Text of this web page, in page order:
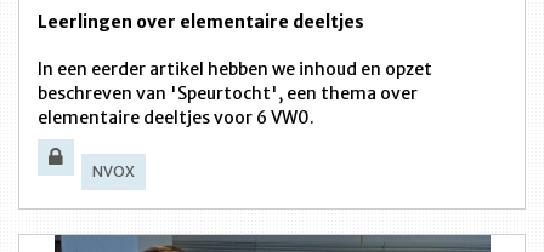
Leerlingen over elementaire deeltjes
In een eerder artikel hebben we inhoud en opzet
beschreven van 'Speurtocht', een thema over
elementaire deeltjes voor 6 VW0.
NVOX